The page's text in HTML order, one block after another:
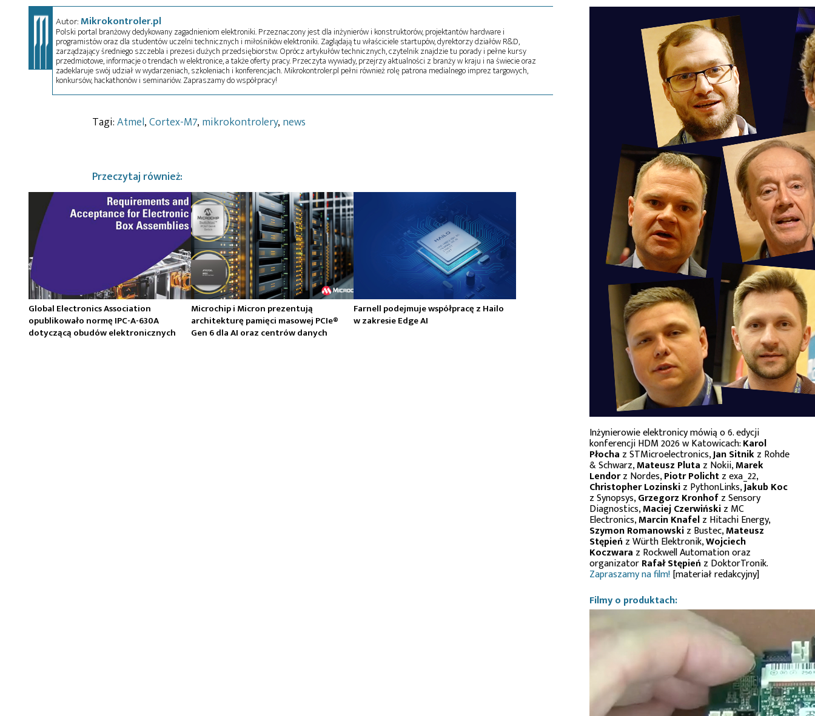
Autor:Mikrokontroler.pl
Polski portal branżowy dedykowany zagadnieniom elektroniki. Przeznaczony jest dla inżynierów i konstruktorów, projektantów hardware i
programistów oraz dla studentów uczelni technicznych i miłośników elektroniki. Zaglądają tu właściciele startupów, dyrektorzy działów R&D,
zarządzający średniego szczebla i prezesi dużych przedsiębiorstw. Oprócz artykułów technicznych, czytelnik znajdzie tu porady i pełne kursy
przedmiotowe, informacje o trendach w elektronice, a także oferty pracy. Przeczyta wywiady, przejrzy aktualności z branży w kraju i na świecie oraz
zadeklaruje swój udział w wydarzeniach, szkoleniach i konferencjach. Mikrokontroler.pl pełni również rolę patrona medialnego imprez targowych,
konkursów, hackathonów i seminariów. Zapraszamy do współpracy!
Tagi:Atmel,Cortex-M7, mikrokontrolery, news
Przeczytaj również:
Global Electronics Association
opublikowało normę IPC-A-630A
dotyczącą obudów elektronicznych
Microchip i Micron prezentują
architekturę pamięci masowej PCIe®
Gen 6 dla AI oraz centrów danych
Farnell podejmuje współpracę z Hailo
w zakresie Edge AI
Inżynierowie elektronicy mówią o 6. edycji
konferencji HDM 2026 w Katowicach:Karol
Płocha z STMicroelectronics,Jan Sitnikz Rohde
& Schwarz,Mateusz Pluta z Nokii,Marek
Lendorz Nordes,Piotr Polichtz exa_22,
Christopher Lozinskiz PythonLinks,Jakub Koc
z Synopsys,Grzegorz Kronhofz Sensory
Diagnostics,Maciej Czerwińskiz MC
Electronics,Marcin Knafelz Hitachi Energy,
Szymon Romanowskiz Bustec,Mateusz
Stępień z Würth Elektronik,Wojciech
Koczwara z Rockwell Automation oraz
organizatorRafał Stępień z DoktorTronik.
Zapraszamy na film![materiał redakcyjny]
Filmy o produktach: